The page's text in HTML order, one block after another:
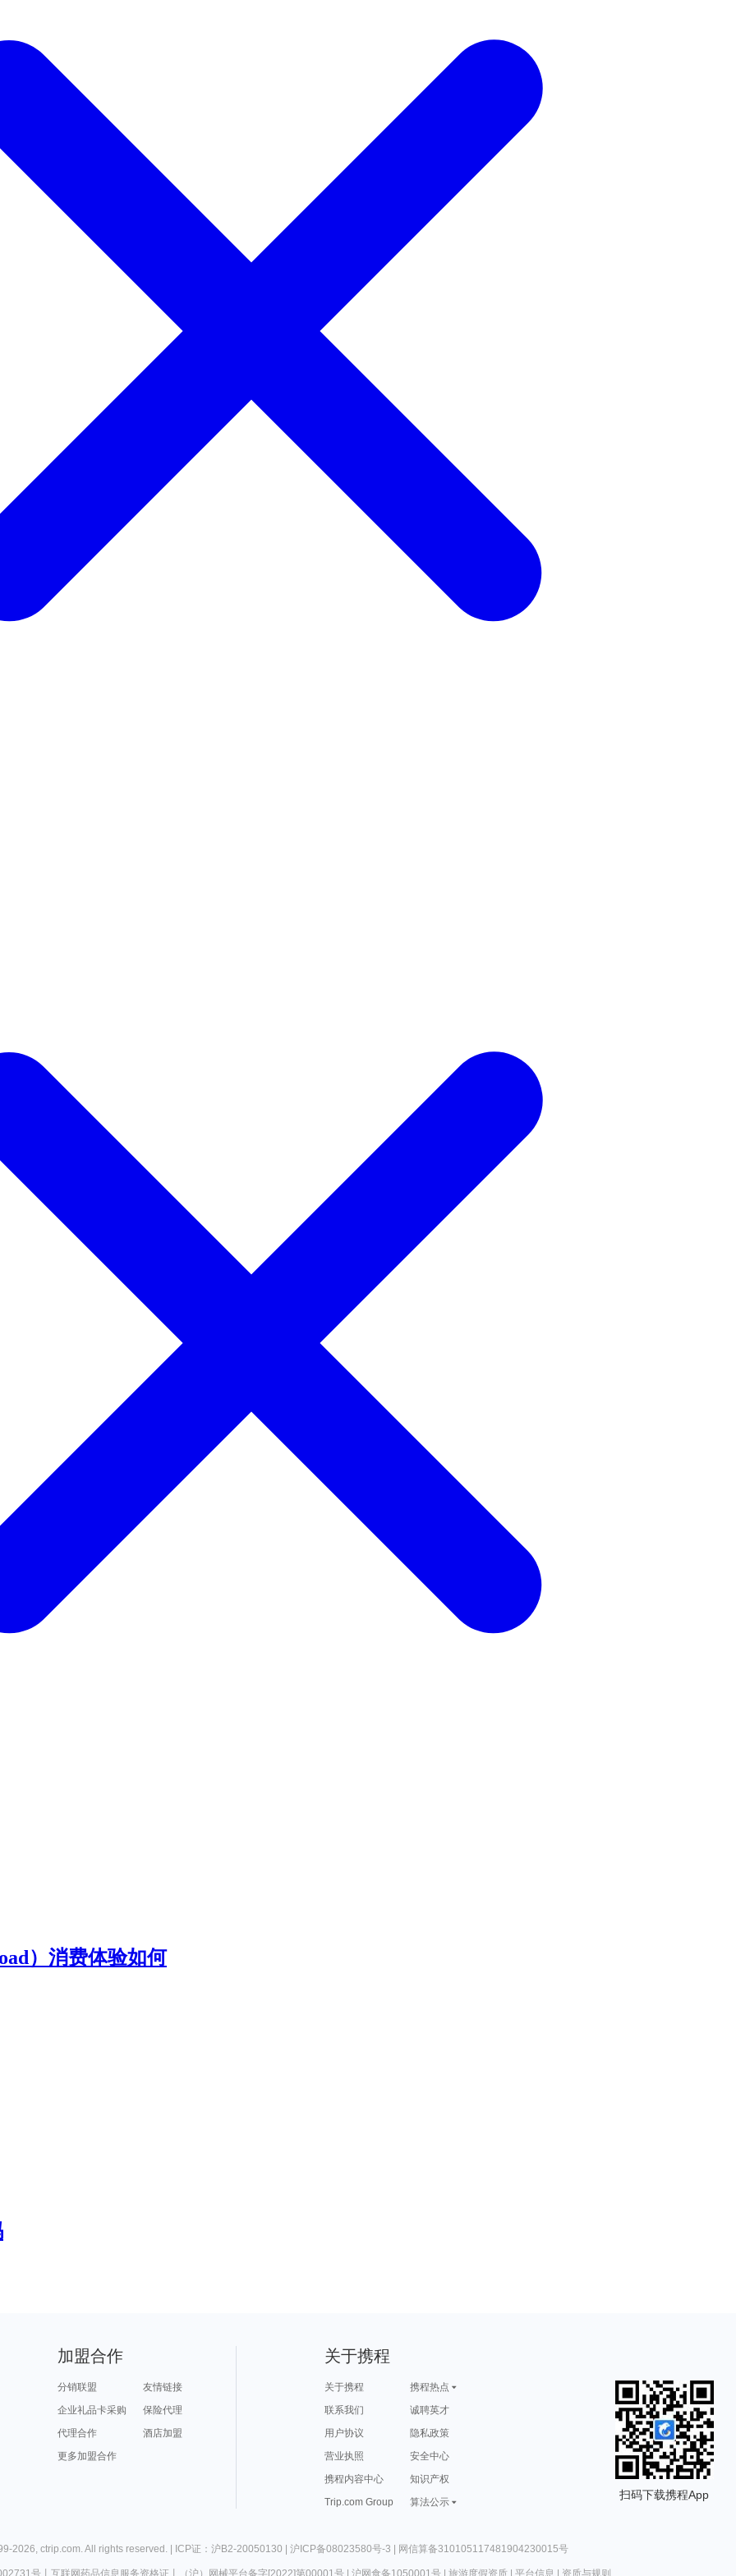
）消费体验如何
加盟合作
分销联盟
友情链接
企业礼品卡采购
保险代理
代理合作
酒店加盟
更多加盟合作
关于携程
关于携程
携程热点
联系我们
诚聘英才
用户协议
隐私政策
营业执照
安全中心
携程内容中心
知识产权
Trip.com Group
算法公示
扫码下载携程App
2026, ctrip.com. All rights reserved. | ICP证：沪B2-20050130 沪ICP备08023580号-3 网信算备310105117481904230015号